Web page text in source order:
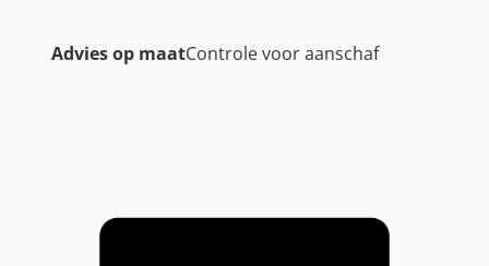
Advies op maatControle voor aanschaf